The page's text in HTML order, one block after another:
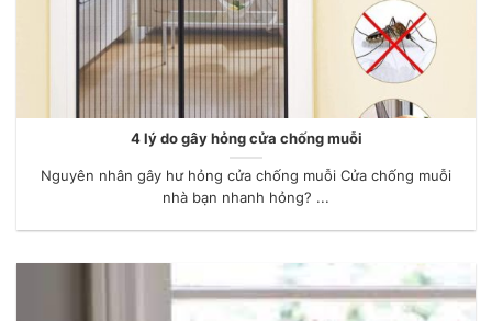
4 lý do gây hỏng cửa chống muỗi
Nguyên nhân gây hư hỏng cửa chống muỗi Cửa chống muỗi
nhà bạn nhanh hỏng? ...